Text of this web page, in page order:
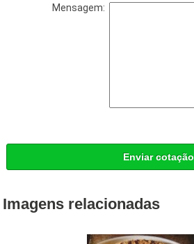
Mensagem:
Enviar cotação
Imagens relacionadas